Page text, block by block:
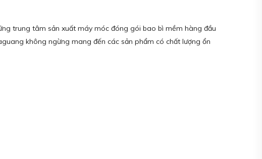
trung tâm sản xuất máy móc đóng gói bao bì mềm hàng đầu
không ngừng mang đến các sản phẩm có chất lượng ổn